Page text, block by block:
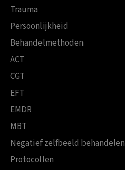
Trauma
Persoonlijkheid
Behandelmethoden
ACT
CGT
EFT
EMDR
MBT
Negatief zelfbeeld behandelen
Protocollen